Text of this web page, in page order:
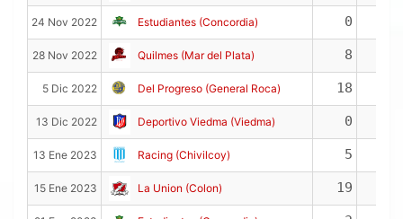
24 Nov 2022 Estudiantes (Concordia) 0
28 Nov 2022 Quilmes (Mar del Plata) 8
5 Dic 2022 Del Progreso (General Roca) 18
13 Dic 2022 Deportivo Viedma (Viedma) 0
13 Ene 2023 Racing (Chivilcoy) 5
15 Ene 2023 La Union (Colon) 19